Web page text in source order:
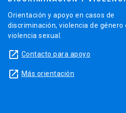
Orientación y apoyo en casos de
discriminación, violencia de género
violencia sexual.
launch Contacto para apoyo
launch Más orientación